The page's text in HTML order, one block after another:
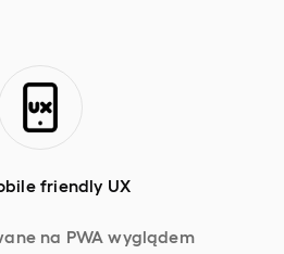
friendly UX
na PWA wyglądem